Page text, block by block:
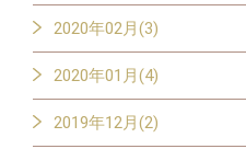
2020年02月(3)
2020年01月(4)
2019年12月(2)